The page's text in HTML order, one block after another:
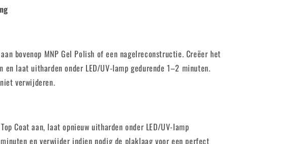
aan bovenop MNP Gel Polish of een nagelreconstructie. Creëer het
en laat uitharden onder LED/UV-lamp gedurende 1–2 minuten.
verwijderen.
Coat aan, laat opnieuw uitharden onder LED/UV-lamp
en verwijder indien nodig de plaklaag voor een perfect